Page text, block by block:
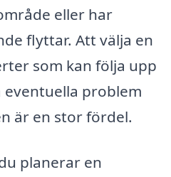
eller har
flyttar. Att välja en
som kan följa upp
problem
är en stor fördel.
planerar en